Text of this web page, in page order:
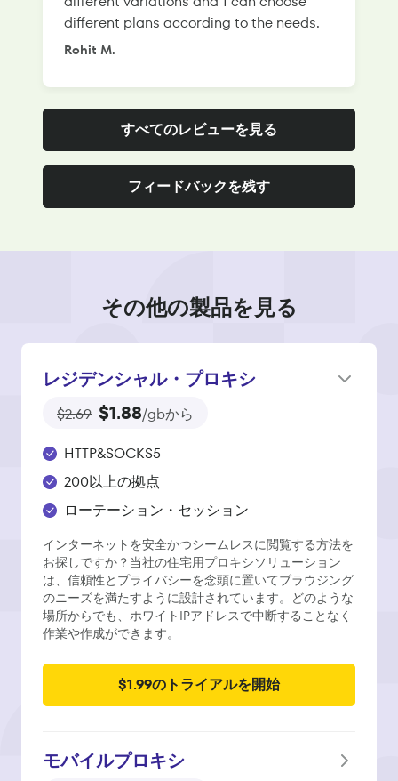
different plans according to the needs.
Rohit M.
すべてのレビューを見る
フィードバックを残す
その他の製品を見る
レジデンシャル・プロキシ
$2.69 $1.88/gbから
HTTP&SOCKS5
200以上の拠点
ローテーション・セッション
インターネットを安全かつシームレスに閲覧する方法を
お探しですか？当社の住宅用プロキシソリューション
は、信頼性とプライバシーを念頭に置いてブラウジング
のニーズを満たすように設計されています。どのような
場所からでも、ホワイトIPアドレスで中断することなく
作業や作成ができます。
$1.99のトライアルを開始
モバイルプロキシ